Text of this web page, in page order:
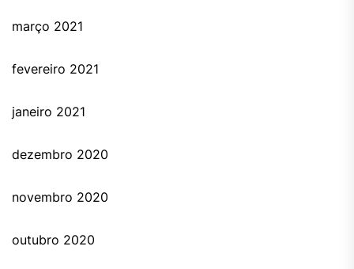
março 2021
fevereiro 2021
janeiro 2021
dezembro 2020
novembro 2020
outubro 2020